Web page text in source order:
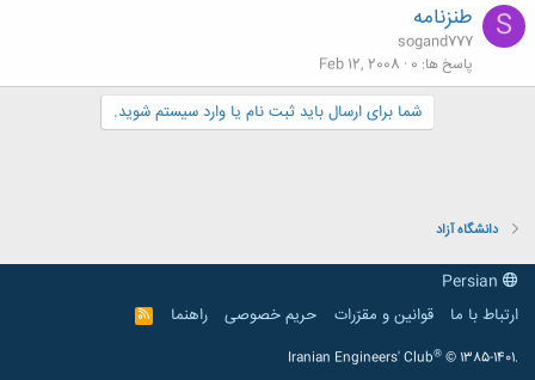
S طنزنامه
sogand777
پاسخ ها 0
Feb 12, 2008
شما برای ارسال باید ثبت نام یا وارد سیستم شوید.
دانشگاه آزاد
ارتباط با ما
قوانین و مقرّرات حریم خصوصی راهنما
R
S
Iranian Engineers' Club® © 1385-1401.